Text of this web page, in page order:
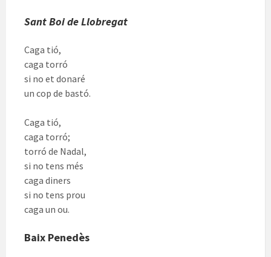
Sant Boi de Llobregat
Caga tió,
caga torró
si no et donaré
un cop de bastó.
Caga tió,
caga torró;
torró de Nadal,
si no tens més
caga diners
si no tens prou
caga un ou.
Baix Penedès